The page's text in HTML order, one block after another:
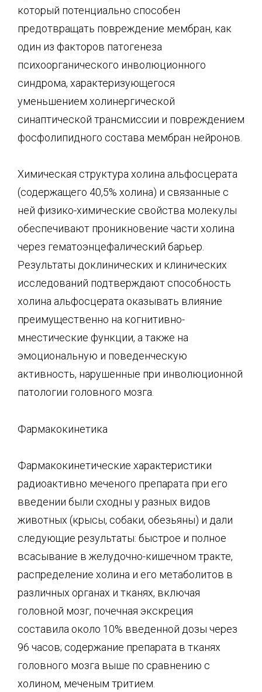
который потенциально способен
предотвращать повреждение мембран, как
один из факторов патогенеза
психоорганического инволюционного
синдрома, характеризующегося
уменьшением холинергической
синаптической трансмиссии и повреждением
фосфолипидного состава мембран нейронов.
Химическая структура холина альфосцерата
(содержащего 40,5% холина) и связанные с
ней физико-химические свойства молекулы
обеспечивают проникновение части холина
через гематоэнцефалический барьер.
Результаты доклинических и клинических
исследований подтверждают способность
холина альфосцерата оказывать влияние
преимущественно на когнитивно-
мнестические функции, а также на
эмоциональную и поведенческую
активность, нарушенные при инволюционной
патологии головного мозга.
Фармакокинетика
Фармакокинетические характеристики
радиоактивно меченого препарата при его
введении были сходны у разных видов
животных (крысы, собаки, обезьяны) и дали
следующие результаты: быстрое и полное
всасывание в желудочно-кишечном тракте,
распределение холина и его метаболитов в
различных органах и тканях, включая
головной мозг, почечная экскреция
составила около 10% введенной дозы через
96 часов; содержание препарата в тканях
головного мозга выше по сравнению с
холином, меченым тритием.